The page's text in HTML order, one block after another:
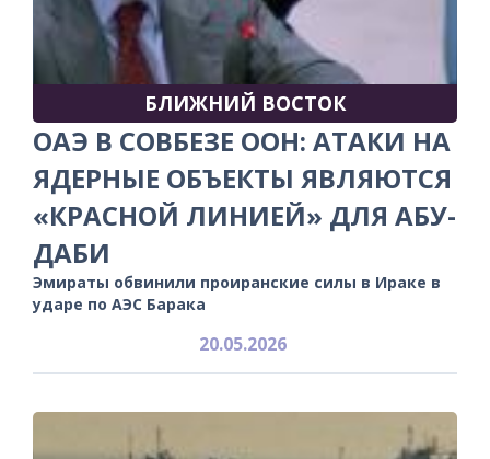
БЛИЖНИЙ ВОСТОК
ОАЭ В СОВБЕЗЕ ООН: АТАКИ НА
ЯДЕРНЫЕ ОБЪЕКТЫ ЯВЛЯЮТСЯ
«КРАСНОЙ ЛИНИЕЙ» ДЛЯ АБУ-
ДАБИ
Эмираты обвинили проиранские силы в Ираке в
ударе по АЭС Барака
20.05.2026